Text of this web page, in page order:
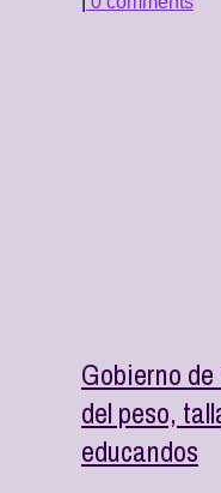
Gobierno
del peso,
educandos